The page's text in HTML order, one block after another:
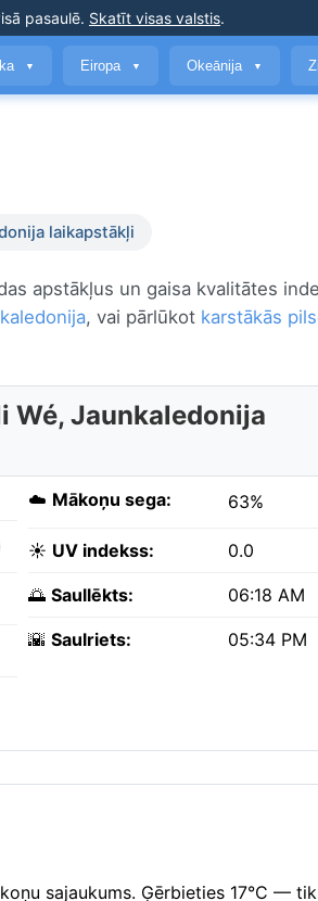
pasaulē. Skatīt visas valstis.
▼ Eiropa ▼ Okeānija ▼
laikapstākļi
apstākļus un gaisa kvalitātes
, vai pārlūkot karstākās
Wé, Jaunkaledonija
☁️ Mākoņu sega: 63%
☀️ UV indekss: 0.0
🌅 Saullēkts: 06:18 AM
🌇 Saulriets: 05:34 PM
sajaukums. Ģērbieties 17°C — tik